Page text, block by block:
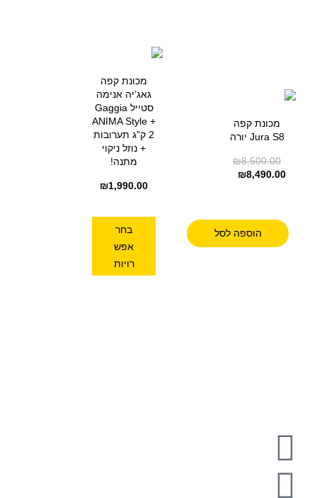
מכונת קפה
Jura S8 יורה
₪8,500.00
₪8,490.00
הוספה לסל
מכונת קפה
גאג’יה אנימה
סטייל Gaggia
ANIMA Style +
2 ק”ג תערובות
+ נוזל ניקוי
מתנה!
₪1,990.00
בחר
אפש
רויות